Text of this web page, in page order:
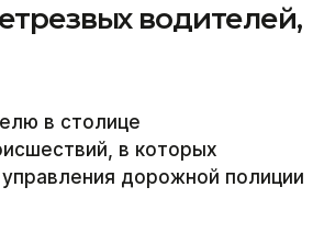
водителей,
в столице
в которых
дорожной полиции